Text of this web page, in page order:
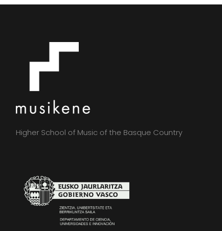
Higher School of Music of the Basque Country